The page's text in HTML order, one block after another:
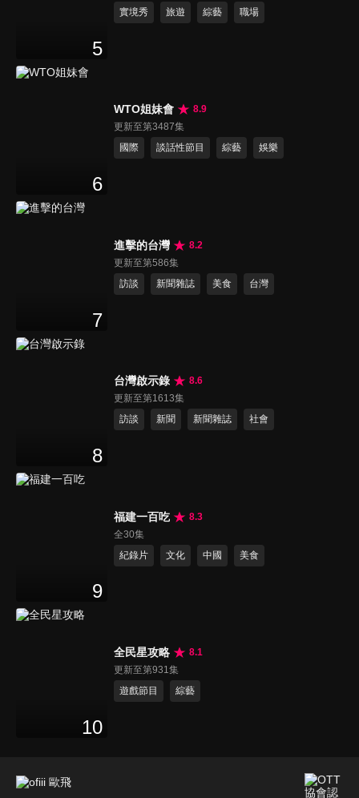
5
實境秀
旅遊 綜藝 職場
6
WTO姐妹會
8.9
更新至第3487集
國際
談話性節目 綜藝 娛樂
7
進擊的台灣
8.2
更新至第586集
訪談
新聞雜誌 美食 台灣
8
台灣啟示錄
8.6
更新至第1613集
訪談
新聞 新聞雜誌 社會
9
福建一百吃
8.3
全30集
紀錄片
文化 中國 美食
10
全民星攻略
8.1
更新至第931集
遊戲節目
綜藝